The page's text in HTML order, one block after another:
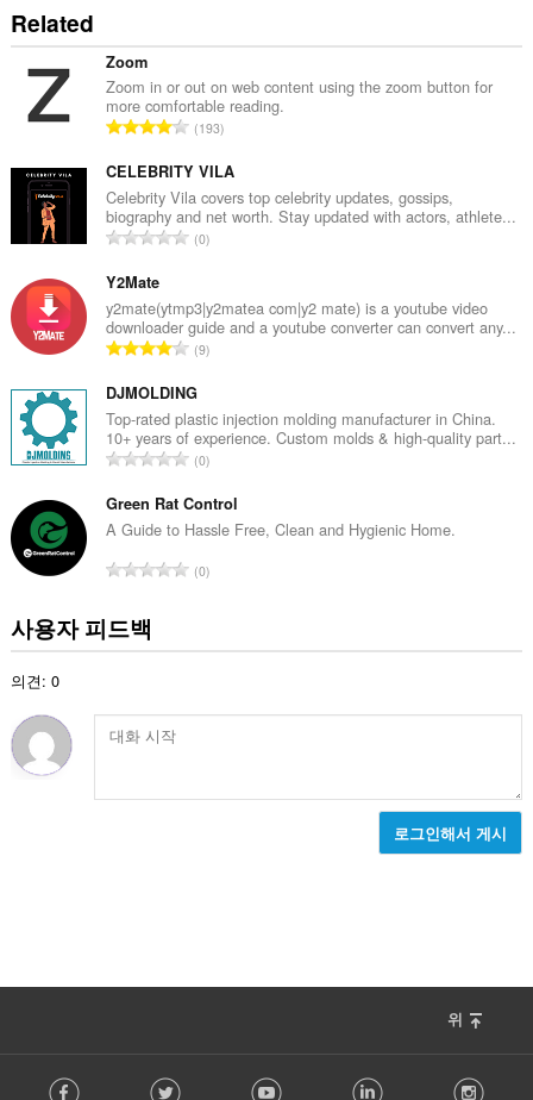
Related
Zoom
Zoom in or out on web content using the zoom button for
more comfortable reading.
총
급
수
:
193
CELEBRITY VILA
Celebrity Vila covers top celebrity updates, gossips,
biography and net worth. Stay updated with actors, athlete...
총
수
:
0
Y2Mate
y2mate(ytmp3|y2matea com|y2 mate) is a youtube video
downloader guide and a youtube converter can convert any...
총
급
수
:
9
DJMOLDING
Top-rated plastic injection molding manufacturer in China.
10+ years of experience. Custom molds & high-quality part...
총
급
수
0
Green Rat Control
A Guide to Hassle Free, Clean and Hygienic Home.
총
0
사용자 피드백
의견: 0
로그인해서 게시
위
o Facebook Twitter Youtube LinkedIn